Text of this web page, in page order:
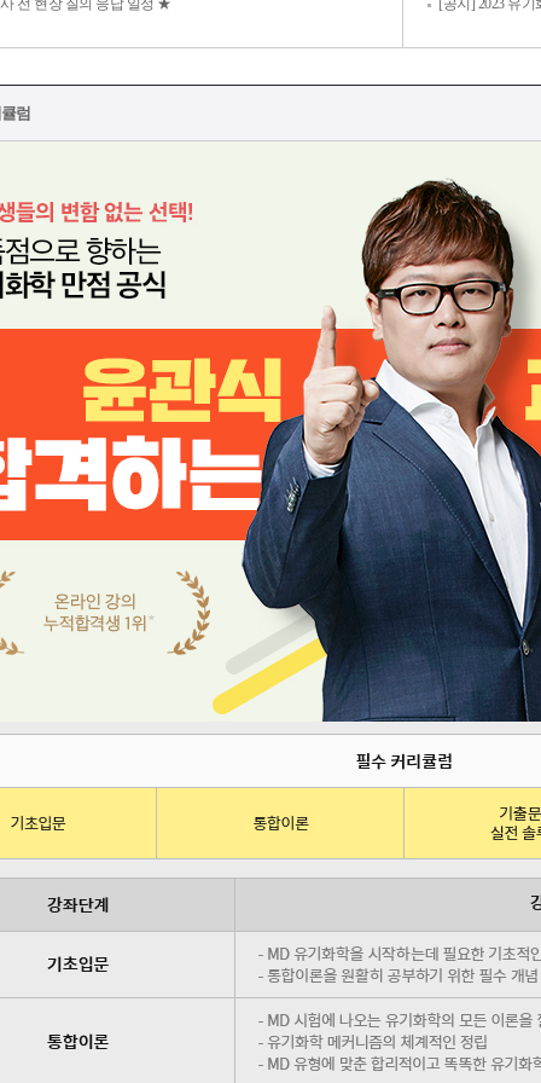
전 현장 질의 응답 일정 ★ [공지] 2023 유
럼